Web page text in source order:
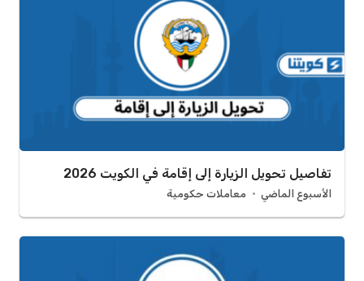
تفاصيل تحويل الزيارة إلى إقامة في الكويت 2026
الأسبوع الماضي معاملات حكومية